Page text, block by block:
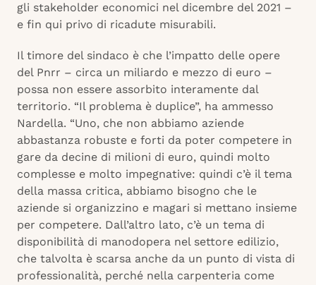
gli stakeholder economici nel dicembre del 2021 –
e fin qui privo di ricadute misurabili.
Il timore del sindaco è che l’impatto delle opere
del Pnrr – circa un miliardo e mezzo di euro –
possa non essere assorbito interamente dal
territorio. “Il problema è duplice”, ha ammesso
Nardella. “Uno, che non abbiamo aziende
abbastanza robuste e forti da poter competere in
gare da decine di milioni di euro, quindi molto
complesse e molto impegnative: quindi c’è il tema
della massa critica, abbiamo bisogno che le
aziende si organizzino e magari si mettano insieme
per competere. Dall’altro lato, c’è un tema di
disponibilità di manodopera nel settore edilizio,
che talvolta è scarsa anche da un punto di vista di
professionalità, perché nella carpenteria come